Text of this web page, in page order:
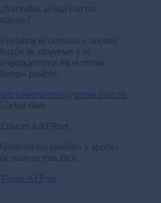
¿Necesitas ayuda con un
trámite?
Envíanos tu consulta a nuestro
buzón de empresas y te
responderemos en el menor
tiempo posible.
servicioempresas@prima.com.pe
Enlaces a AFPnet
Gestiona tus planillas y aportes
de manera más fácil.
Visitar AFPnet